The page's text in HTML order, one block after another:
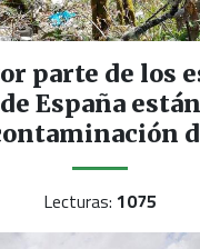
parte de los
España
Lecturas: 1075